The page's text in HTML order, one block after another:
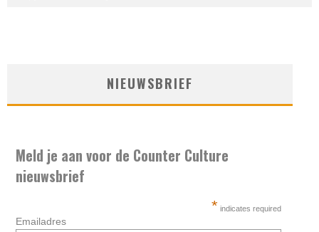
NIEUWSBRIEF
Meld je aan voor de Counter Culture
nieuwsbrief
* indicates required
Emailadres